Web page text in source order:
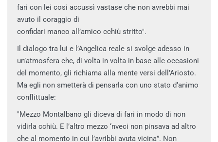
fari con lei cosi accussì vastase che non avrebbi mai
avuto il coraggio di
confidari manco all’amico cchiù stritto".
Il dialogo tra lui e l’Angelica reale si svolge adesso in
un’atmosfera che, di volta in volta in base alle occasioni
del momento, gli richiama alla mente versi dell’Ariosto.
Ma egli non smetterà di pensarla con uno stato d’animo
conflittuale:
"Mezzo Montalbano gli diceva di fari in modo di non
vidirla cchiù. E l’altro mezzo ‘nveci non pinsava ad altro
che al momento in cui l’avribbi avuta vicina”. Non